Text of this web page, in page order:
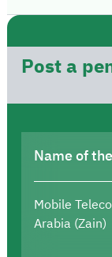
Post a
Name of
Mobile
Arabia (Zain)